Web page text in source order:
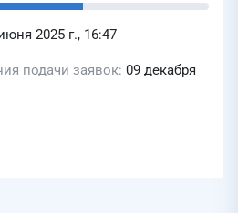
2025 г., 16:47
подачи заявок 09 декабря